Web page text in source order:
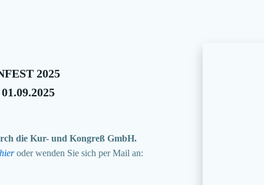
2025
die Kur- und Kongreß GmbH.
hieroder wenden Sie sich per Mail an: